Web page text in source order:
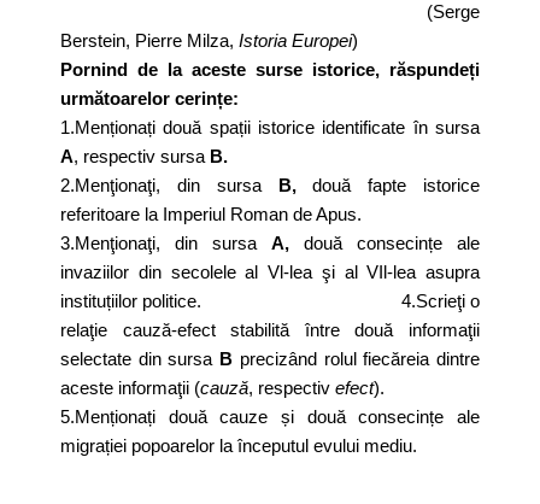
(Serge
Berstein, Pierre Milza, Istoria Europei)
Pornind de la aceste surse istorice, răspundeți
următoarelor cerințe:
1.Menționați două spații istorice identificate în sursa
A, respectiv sursa B.
2.Menţionaţi, din sursa
B,două fapte istorice
referitoare la Imperiul Roman de Apus.
3.Menţionaţi, din sursa A, două consecințe ale
invaziilor din secolele al Vl-lea şi al VIl-lea asupra
instituțiilor politice.
4.Scrieţi o
relaţie cauză-efect stabilită între două informaţii
selectate din sursa B precizând rolul fiecăreia dintre
aceste informaţii (cauză, respectiv efect).
5.Menționați două cauze și două consecințe ale
migrației popoarelor la începutul evului mediu.